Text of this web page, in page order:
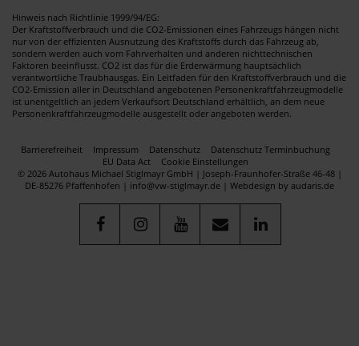
Hinweis nach Richtlinie 1999/94/EG:
Der Kraftstoffverbrauch und die CO2-Emissionen eines Fahrzeugs hängen nicht
nur von der effizienten Ausnutzung des Kraftstoffs durch das Fahrzeug ab,
sondern werden auch vom Fahrverhalten und anderen nichttechnischen
Faktoren beeinflusst. CO2 ist das für die Erderwärmung hauptsächlich
verantwortliche Traubhausgas. Ein Leitfaden für den Kraftstoffverbrauch und die
CO2-Emission aller in Deutschland angebotenen Personenkraftfahrzeugmodelle
ist unentgeltlich an jedem Verkaufsort Deutschland erhältlich, an dem neue
Personenkraftfahrzeugmodelle ausgestellt oder angeboten werden.
Barrierefreiheit Impressum Datenschutz
Datenschutz Terminbuchung
EU Data Act
Cookie Einstellungen
© 2026 Autohaus Michael Stiglmayr GmbH | Joseph-Fraunhofer-Straße 46-48 |
DE-85276 Pfaffenhofen | info@vw-stiglmayr.de | Webdesign by audaris.de